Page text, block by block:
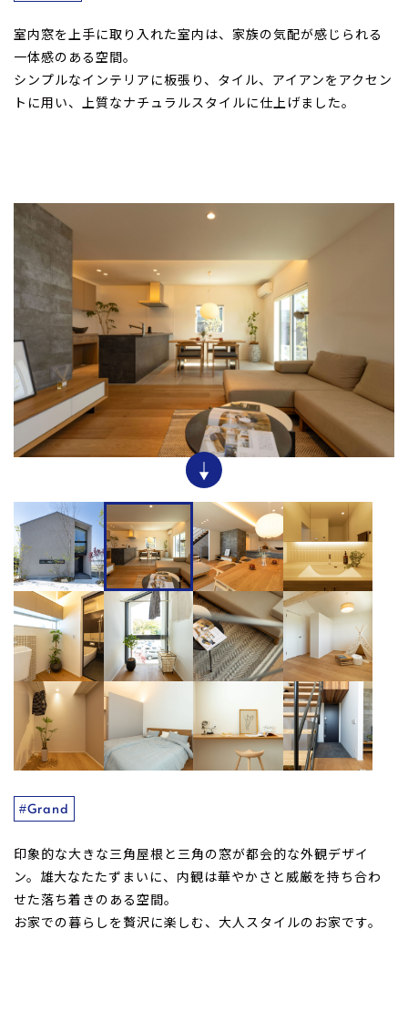
室内窓を上手に取り入れた室内は、家族の気配が感じられる
一体感のある空間。
シンプルなインテリアに板張り、タイル、アイアンをアクセン
トに用い、上質なナチュラルスタイルに仕上げました。
#Grand
印象的な大きな三角屋根と三角の窓が都会的な外観デザイ
ン。雄大なたたずまいに、内観は華やかさと威厳を持ち合わ
せた落ち着きのある空間。
お家での暮らしを贅沢に楽しむ、大人スタイルのお家です。